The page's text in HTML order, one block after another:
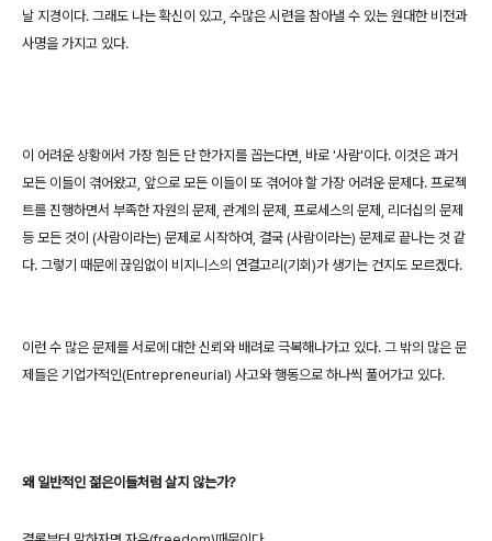
날 지경이다. 그래도 나는 확신이 있고, 수많은 시련을 참아낼 수 있는 원대한 비전과
사명을 가지고 있다.
이 어려운 상황에서 가장 힘든 단 한가지를 꼽는다면, 바로 '사람'이다. 이것은 과거
모든 이들이 겪어왔고, 앞으로 모든 이들이 또 겪어야 할 가장 어려운 문제다. 프로젝
트를 진행하면서 부족한 자원의 문제, 관계의 문제, 프로세스의 문제, 리더십의 문제
등 모든 것이 (사람이라는) 문제로 시작하여, 결국 (사람이라는) 문제로 끝나는 것 같
다. 그렇기 때문에 끊임없이 비지니스의 연결고리(기회)가 생기는 건지도 모르겠다.
이런 수 많은 문제를 서로에 대한 신뢰와 배려로 극복해나가고 있다. 그 밖의 많은 문
제들은 기업가적인(Entrepreneurial) 사고와 행동으로 하나씩 풀어가고 있다.
왜 일반적인 젊은이들처럼 살지 않는가?